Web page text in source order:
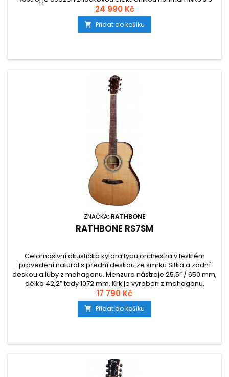
pásmovým ekvalizérem a integrovanou ladičkou.
24 990 Kč
 Přidat do košíku
ZNAČKA: RATHBONE
RATHBONE RS7SM
Celomasivní akustická kytara typu orchestra v lesklém
provedení natural s přední deskou ze smrku Sitka a zadní
deskou a luby z mahagonu. Menzura nástroje 25,5” / 650 mm,
délka 42,2” tedy 1072 mm. Krk je vyroben z mahagonu,
hmatník s kobylka z palisandru.
17 790 Kč
 Přidat do košíku